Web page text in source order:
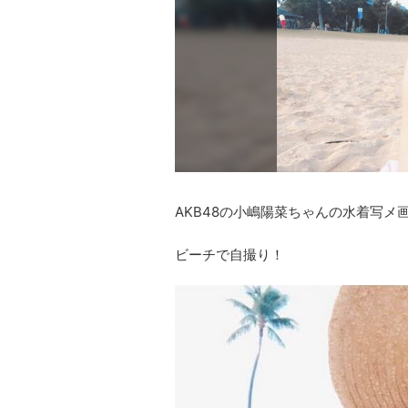
AKB48の小嶋陽菜ちゃんの水着写メ
ビーチで自撮り！